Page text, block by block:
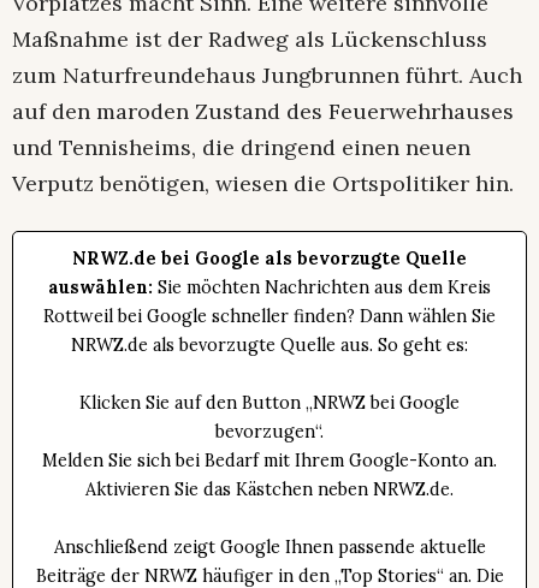
Maßnahme ist der Radweg als Lückenschluss
zum Naturfreundehaus Jungbrunnen führt. Auch
auf den maroden Zustand des Feuerwehrhauses
und Tennisheims, die dringend einen neuen
Verputz benötigen, wiesen die Ortspolitiker hin.
NRWZ.de bei Google als bevorzugte Quelle
auswählen: Sie möchten Nachrichten aus dem Kreis
Rottweil bei Google schneller finden? Dann wählen Sie
NRWZ.de als bevorzugte Quelle aus. So geht es:
Klicken Sie auf den Button „NRWZ bei Google
bevorzugen“.
Melden Sie sich bei Bedarf mit Ihrem Google-Konto an.
Aktivieren Sie das Kästchen neben NRWZ.de.
Anschließend zeigt Google Ihnen passende aktuelle
Beiträge der NRWZ häufiger in den „Top Stories“ an. Die